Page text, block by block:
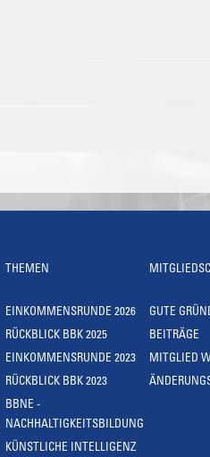
THEMEN
EINKOMMENSRUNDE 2026
RÜCKBLICK BBK 2025
EINKOMMENSRUNDE 2023
RÜCKBLICK BBK 2023
BBNE -
NACHHALTIGKEITSBILDUNG
KÜNSTLICHE INTELLIGENZ
GUTE
BEITRÄGE
MITGLIED